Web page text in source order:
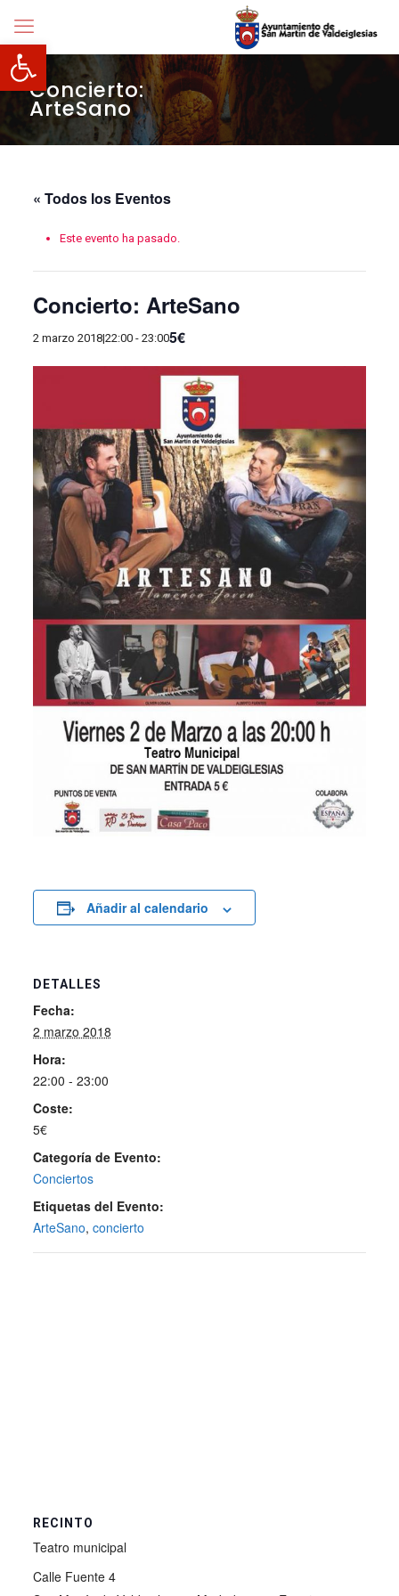
Abrir barra de herramientas
Concierto:
ArteSano
« Todos los Eventos
Este evento ha pasado.
Concierto: ArteSano
2 marzo 2018|22:00- 23:005€
Añadir al calendario
DETALLES
Fecha:
2 marzo 2018
Hora:
22:00 - 23:00
Coste:
5€
Categoría de Evento:
Conciertos
Etiquetas del Evento:
ArteSano, concierto
RECINTO
Teatro municipal
Calle Fuente 4